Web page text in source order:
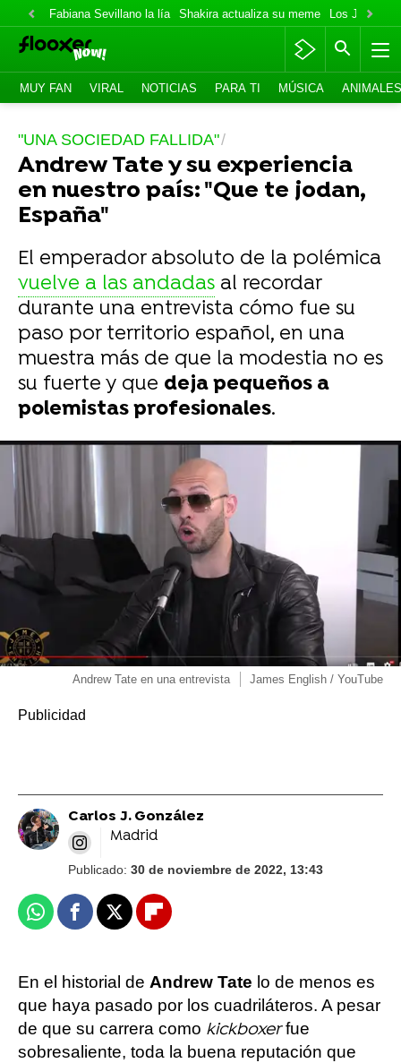
Fabiana Sevillano la lía Shakira actualiza su meme Los Jonas
MUY FAN VIRAL NOTICIAS PARA TI MÚSICA ANIMALES
"UNA SOCIEDAD FALLIDA"
Andrew Tate y su experiencia
en nuestro país: "Que te jodan,
España"
El emperador absoluto de la polémica
vuelve a las andadas al recordar
durante una entrevista cómo fue su
paso por territorio español, en una
muestra más de que la modestia no es
su fuerte y que deja pequeños a
polemistas profesionales.
Andrew Tate en una entrevista James English / YouTube
Carlos J. González
Madrid
Publicado: 30 de noviembre de 2022, 13:43
WhatsappFacebook
X Flipboard
En el historial de Andrew Tate lo de menos es
que haya pasado por los cuadriláteros. A pesar
de que su carrera como kickboxerfue
sobresaliente, toda la buena reputación que